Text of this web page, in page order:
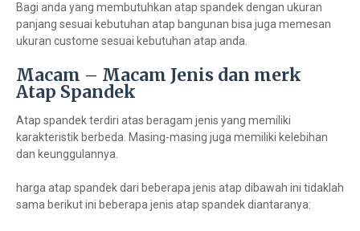
Bagi anda yang membutuhkan atap spandek dengan ukuran
panjang sesuai kebutuhan atap bangunan bisa juga memesan
ukuran custome sesuai kebutuhan atap anda.
Macam – Macam Jenis dan merk
Atap Spandek
Atap spandek terdiri atas beragam jenis yang memiliki
karakteristik berbeda. Masing-masing juga memiliki kelebihan
dan keunggulannya.
harga atap spandek dari beberapa jenis atap dibawah ini tidaklah
sama berikut ini beberapa jenis atap spandek diantaranya: